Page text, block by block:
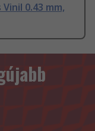
0.43 mm,